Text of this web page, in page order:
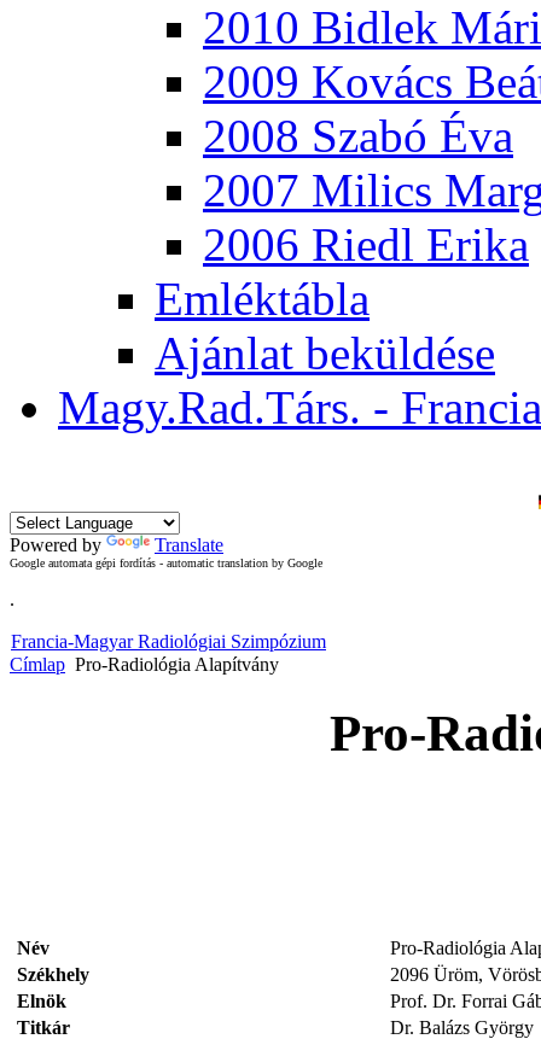
2010 Bidlek
2009 Kovács
2008 Szabó Éva
2007 Milics
2006 Riedl Erika
Emléktábla
Ajánlat beküldése
Magy.Rad.Társ. -
Powered by Translate
Google automata gépi fordítás - automatic translation by Google
.
Francia-Magyar Radiológiai Szimpózium
Címlap Pro-Radiológia Alapítvány
Pro-
Név
Pro-Radiológia
Székhely
2096 Üröm,
Elnök
Prof. Dr. Forrai
Titkár
Dr. Balázs György